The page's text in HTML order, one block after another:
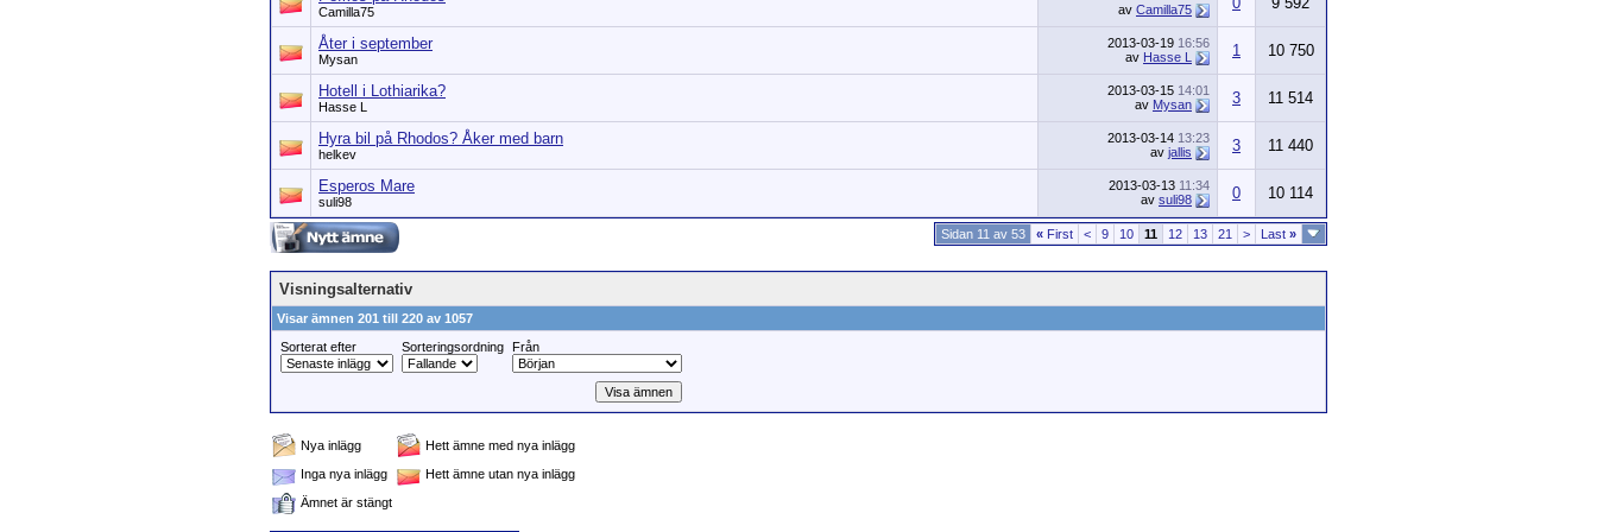
Camilla75
av Camilla75
Åter i september
Mysan
2013-03-19 16:56
av Hasse L 1 10 750
Hotell i Lothiarika?
Hasse L
2013-03-15 14:01
av Mysan 3 11 514
Hyra bil på Rhodos? Åker med barn
helkev
2013-03-14 13:23
av jallis 3 11 440
Esperos Mare
suli98
2013-03-13 11:34
av suli98 0 10 114
Sidan 11 av 53 « First < 9 10 11 12 13 21 > Last »
Visningsalternativ
Visar ämnen 201 till 220 av 1057
Sorterat efter
Sorteringsordning Från
Nya inlägg
Hett ämne med nya inlägg
Inga nya inlägg
Hett ämne utan nya inlägg
Ämnet är stängt